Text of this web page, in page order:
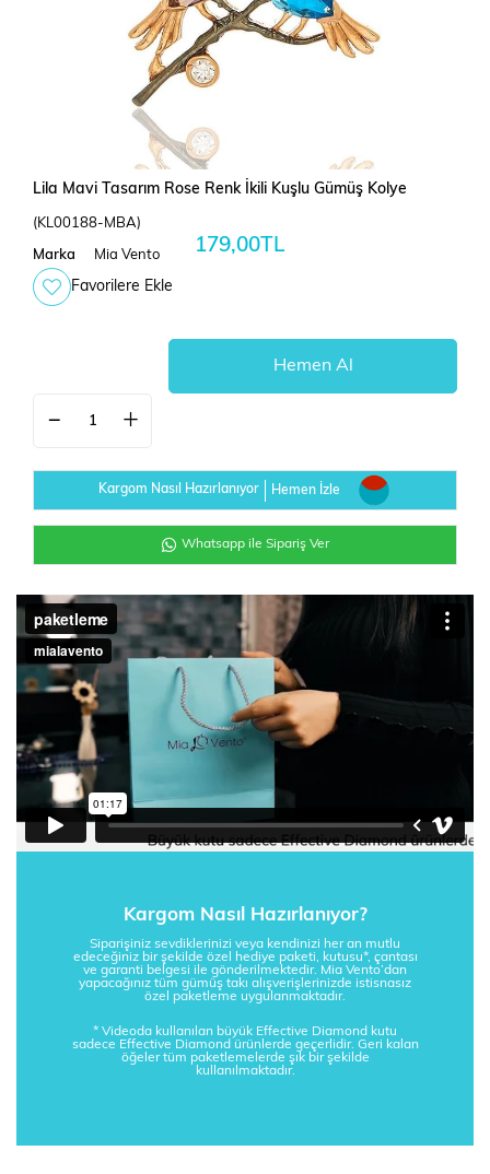
Lila Mavi Tasarım Rose Renk İkili Kuşlu Gümüş Kolye
(KL00188-MBA)
Marka Mia Vento 179,00TL
Favorilere Ekle
Kargom Nasıl Hazırlanıyor Hemen İzle
Whatsapp ile Sipariş Ver
Kargom Nasıl Hazırlanıyor?
Siparişiniz sevdiklerinizi veya kendinizi her an mutlu
edeceğiniz bir şekilde özel hediye paketi, kutusu*, çantası
ve garanti belgesi ile gönderilmektedir. Mia Vento’dan
yapacağınız tüm gümüş takı alışverişlerinizde istisnasız
özel paketleme uygulanmaktadır.
* Videoda kullanılan büyük Effective Diamond kutu
sadece Effective Diamond ürünlerde geçerlidir. Geri kalan
öğeler tüm paketlemelerde şık bir şekilde
kullanılmaktadır.